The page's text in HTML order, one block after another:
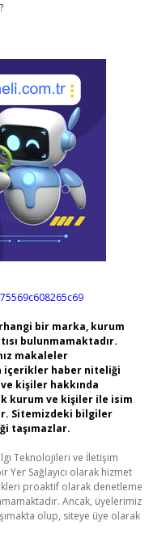
bir marka, kurum
bulunmamaktadır.
makaleler
içerikler haber niteliği
kişiler hakkında
kurum ve kişiler ile isim
Sitemizdeki bilgiler
taşımazlar.
Teknolojileri ve İletişim
Yer Sağlayıcı olarak hizmet
proaktif olarak denetleme
Ancak, üyelerimiz
olup, siteye üye olarak